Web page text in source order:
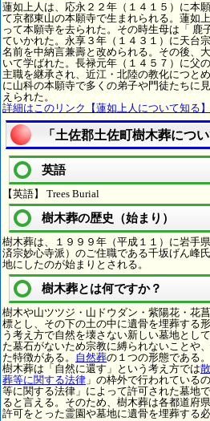
蓮如上人は、応永２２年（１４１５）に本
て京都東山の本願寺で生まれられる。蓮如
って本願寺を去られた。その時生母は「 鹿
ていかれた。永享３年（１４３１）に天台
名前を中納言兼壽と改められる。その後、
いて学ばれた。長禄元年（１４５７）に父
主職を継承され、近江・北陸の教化につと
に山科の本願寺で多くの弟子や門徒たちに
えられた。
詳細はこのリンク【蓮如上人について知る】
「土佐郡土佐町樹木葬につ
英語
【英語】 Trees Burial
樹木葬の歴史（始まり）
樹木葬は、１９９９年（平成１１）に岩手
済宗妙心寺派）のご住職である千坂げん峰
地にしたのが始まりとされる。
樹木葬とは何ですか？
樹木や山ツツジ・山ドウダン・紫陽花・花
標とし、その下の土の中に遺骨を埋葬する
う考え方で自然を壊さない新しい墓地とし
た墓石がないため宗教に縛られないことや
た特徴がある。 自然葬の１つの形態である。
樹木葬は「自然に還す」という考え方では
葬等に関する法律 」の枠外で行われている
等に関する法律」によって許可された墓地
ると言える。そのため、樹木葬は各都道府
許可をとった霊園や墓地に遺骨を埋葬する必